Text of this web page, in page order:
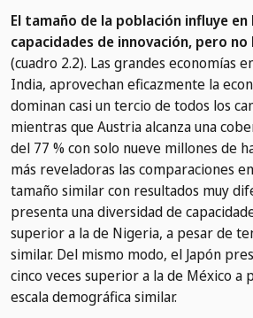
El tamaño de la población influye
capacidades de innovación, pero
(cuadro 2.2). Las grandes economías
India, aprovechan eficazmente la
dominan casi un tercio de todos los
mientras que Austria alcanza una
del 77 % con solo nueve millones de
más reveladoras las comparaciones
tamaño similar con resultados muy
presenta una diversidad de
superior a la de Nigeria, a pesar de
similar. Del mismo modo, el Japón
cinco veces superior a la de México a
escala demográfica similar.